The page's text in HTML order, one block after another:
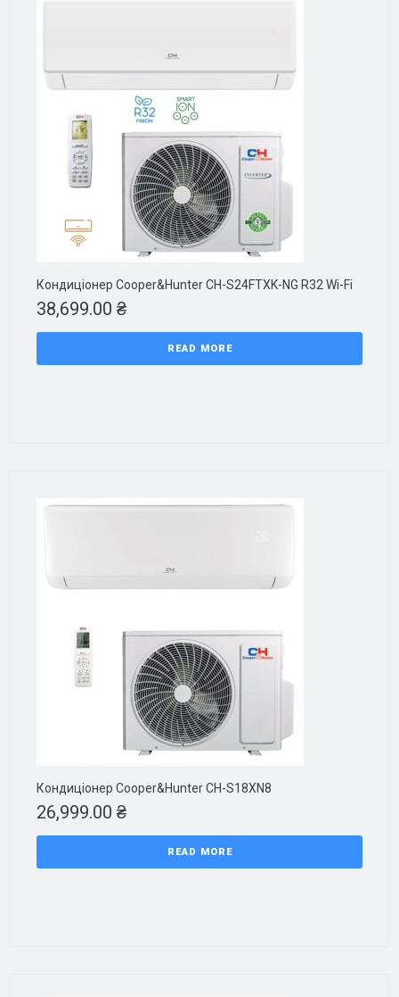
Кондиціонер Cooper&Hunter CH-S24FTXK-NG R32 Wi-Fi
38,699.00 ₴
READ MORE
Кондиціонер Cooper&Hunter CH-S18XN8
26,999.00 ₴
READ MORE